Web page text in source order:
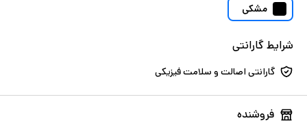
مشکی
شرایط گارانتی
گارانتی اصالت و سلامت فیزیکی
فروشنده